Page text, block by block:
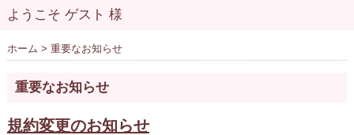
ようこそ ゲスト 様
ホーム > 重要なお知らせ
重要なお知らせ
規約変更のお知らせ